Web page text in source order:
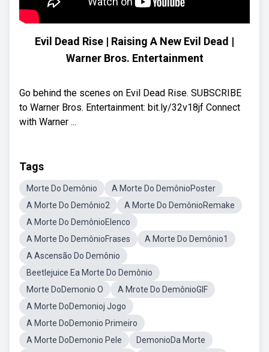
Evil Dead Rise | Raising A New Evil Dead |
Warner Bros. Entertainment
Go behind the scenes on Evil Dead Rise. SUBSCRIBE
to Warner Bros. Entertainment: bit.ly/32v18jf Connect
with Warner ...
Tags
Morte Do Demônio
A Morte Do DemônioPoster
A Morte Do Demônio2
A Morte Do DemônioRemake
A Morte Do DemônioElenco
A Morte Do DemônioFrases
A Morte Do Demônio1
A Ascensão Do Demônio
Beetlejuice Ea Morte Do Demônio
Morte DoDemonio O
A Mrote Do DemônioGIF
A Morte DoDemonioj Jogo
A Morte DoDemonio Primeiro
A Morte DoDemonio Pele
DemonioDa Morte